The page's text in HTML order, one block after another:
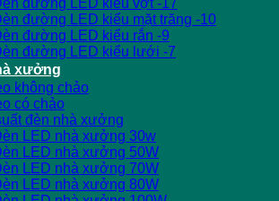
đường LED kiểu mặt trăng -10
đường LED kiểu rắn -9
đường LED kiểu lưới -7
xưởng
không chảo
có chảo
đèn nhà xưởng
LED nhà xưởng 30w
LED nhà xưởng 50W
LED nhà xưởng 70W
LED nhà xưởng 80W